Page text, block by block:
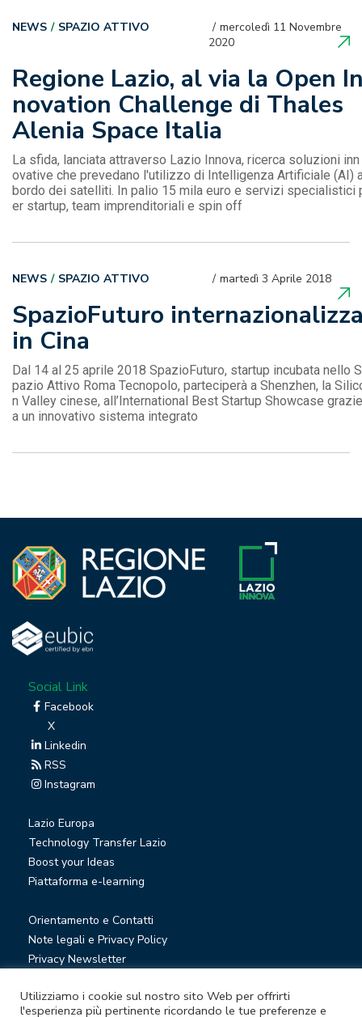
Regione Lazio, al via la Open
novation Challenge di Thales
Alenia Space Italia
mercoledì 11 Novembre
2020
NEWS SPAZIO ATTIVO
La sfida, lanciata attraverso Lazio Innova, ricerca soluzioni inn
ovative che prevedano l'utilizzo di Intelligenza Artificiale (AI)
bordo dei satelliti. In palio 15 mila euro e servizi specialistici
er startup, team imprenditoriali e spin off
SpazioFuturo
in Cina
martedì 3 Aprile 2018
NEWS SPAZIO ATTIVO
Dal 14 al 25 aprile 2018 SpazioFuturo, startup incubata nello S
pazio Attivo Roma Tecnopolo, parteciperà a Shenzhen, la
n Valley cinese, all’International Best Startup Showcase grazie
a un innovativo sistema integrato
Social Link
Facebook
X
Linkedin
RSS
Instagram
Lazio Europa
Technology Transfer Lazio
Boost your Ideas
Piattaforma e-learning
Orientamento e Contatti
Note legali e Privacy Policy
Privacy Newsletter
Whistleblowing
Utilizziamo i cookie sul nostro sito Web per offrirti
l'esperienza più pertinente ricordando le tue preferenze e